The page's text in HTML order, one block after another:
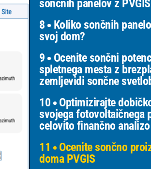
sončnih panelov z PVGIS
8
Koliko sončnih
svoj dom?
9
Ocenite sončni
spletnega mesta z
zemljevidi sončne
10 Optimizirajte
svojega fotovoltaičnega
celovito finančno analizo
11 Ocenite sončno
doma PVGIS